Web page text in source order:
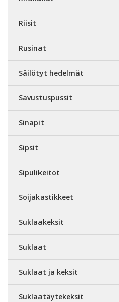
Riisit
Rusinat
Säilötyt hedelmät
Savustuspussit
Sinapit
Sipsit
Sipulikeitot
Soijakastikkeet
Suklaakeksit
Suklaat
Suklaat ja keksit
Suklaatäytekeksit